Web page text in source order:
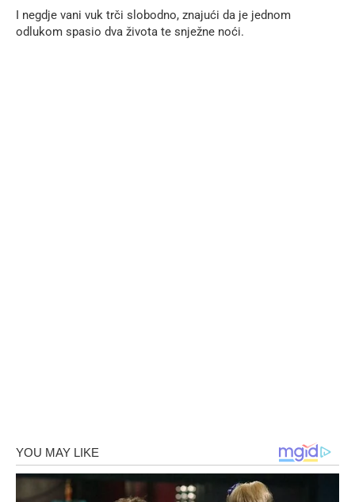
I negdje vani vuk trči slobodno, znajući da je jednom
odlukom spasio dva života te snježne noći.